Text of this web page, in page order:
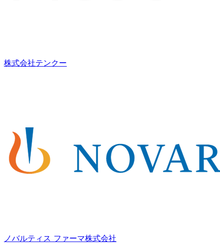
株式会社テンクー
ノバルティス ファーマ株式会社